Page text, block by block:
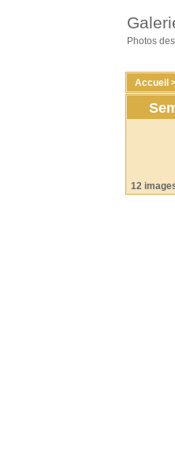
Photos
Accueil
12